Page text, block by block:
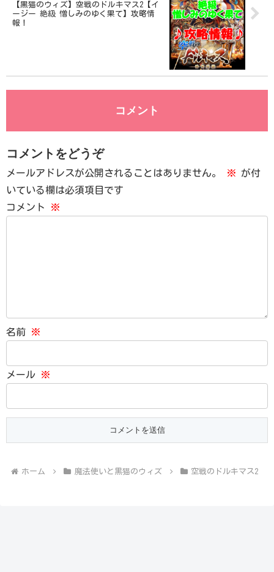
【黒猫のウィズ】空戦のドルキマス2【イ
ージー 絶級 憎しみのゆく果て】攻略情
報！
コメント
コメントをどうぞ
メールアドレスが公開されることはありません。 ※ が付
いている欄は必須項目です
コメント
※
名前 ※
メール ※
ホーム 魔法使いと黒猫のウィズ 空戦のドルキマス2